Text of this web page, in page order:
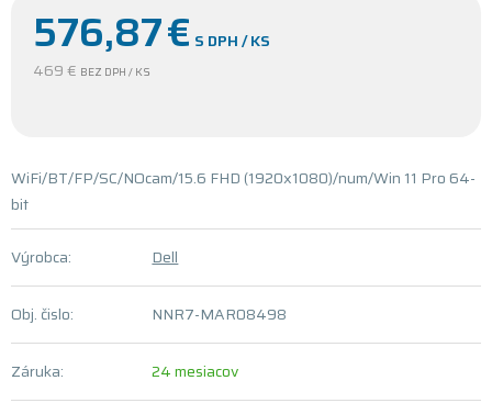
576,87€ S DPH / KS
469 € BEZ DPH / KS
WiFi/BT/FP/SC/NOcam/15.6 FHD (1920x1080)/num/Win 11 Pro 64-
bit
Výrobca: Dell
Obj. čislo: NNR7-MAR08498
Záruka: 24 mesiacov